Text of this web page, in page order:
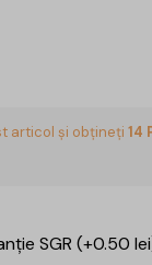
articol și obțineți 14
SGR (+0.50